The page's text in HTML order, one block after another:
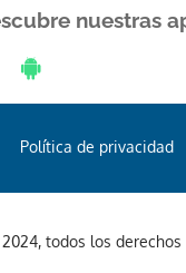
nuestras
Política de privacidad
todos los derechos